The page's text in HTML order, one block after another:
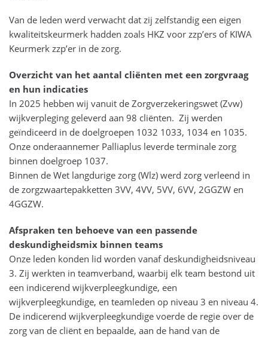
Van de leden werd verwacht dat zij zelfstandig een eigen
kwaliteitskeurmerk hadden zoals HKZ voor zzp’ers of KIWA
Keurmerk zzp’er in de zorg.
Overzicht van het aantal cliënten met een zorgvraag
en hun indicaties
In 2025 hebben wij vanuit de Zorgverzekeringswet (Zvw)
wijkverpleging geleverd aan 98 cliënten. Zij werden
geïndiceerd in de doelgroepen 1032 1033, 1034 en 1035.
Onze onderaannemer Palliaplus leverde terminale zorg
binnen doelgroep 1037.
Binnen de Wet langdurige zorg (Wlz) werd zorg verleend in
de zorgzwaartepakketten 3VV, 4VV, 5VV, 6VV, 2GGZW en
4GGZW.
Afspraken ten behoeve van een passende
deskundigheidsmix binnen teams
Onze leden konden lid worden vanaf deskundigheidsniveau
3. Zij werkten in teamverband, waarbij elk team bestond uit
een indicerend wijkverpleegkundige, een
wijkverpleegkundige, en teamleden op niveau 3 en niveau 4.
De indicerend wijkverpleegkundige voerde de regie over de
zorg van de cliënt en bepaalde, aan de hand van de